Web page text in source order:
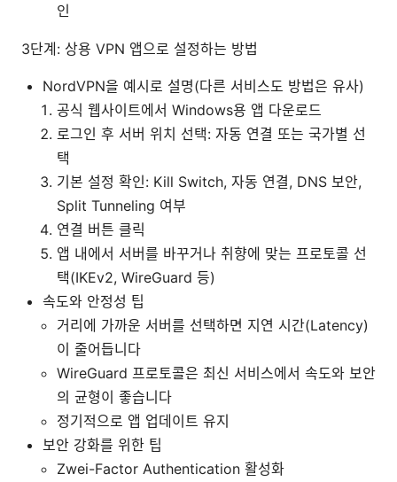
인
3단계: 상용 VPN 앱으로 설정하는 방법
NordVPN을 예시로 설명(다른 서비스도 방법은 유사)
공식 웹사이트에서 Windows용 앱 다운로드
로그인 후 서버 위치 선택: 자동 연결 또는 국가별 선
택
기본 설정 확인: Kill Switch, 자동 연결, DNS 보안,
Split Tunneling 여부
연결 버튼 클릭
앱 내에서 서버를 바꾸거나 취향에 맞는 프로토콜 선
택(IKEv2, WireGuard 등)
속도와 안정성 팁
거리에 가까운 서버를 선택하면 지연 시간(Latency)
이 줄어듭니다
WireGuard 프로토콜은 최신 서비스에서 속도와 보안
의 균형이 좋습니다
정기적으로 앱 업데이트 유지
보안 강화를 위한 팁
Zwei-Factor Authentication 활성화